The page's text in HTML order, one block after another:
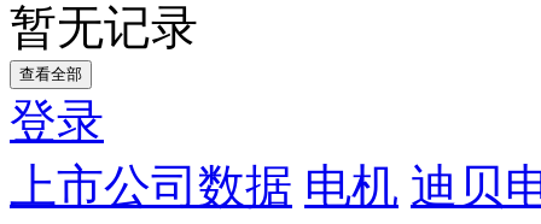
暂无记录
查看全部
登录
上市公司数据 电机 迪贝